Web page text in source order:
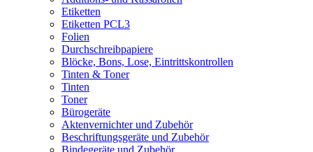
Etiketten
Etiketten PCL3
Folien
Durchschreibpapiere
Blöcke, Bons, Lose, Eintrittskontrollen
Tinten & Toner
Tinten
Toner
Bürogeräte
Aktenvernichter und Zubehör
Beschriftungsgeräte und Zubehör